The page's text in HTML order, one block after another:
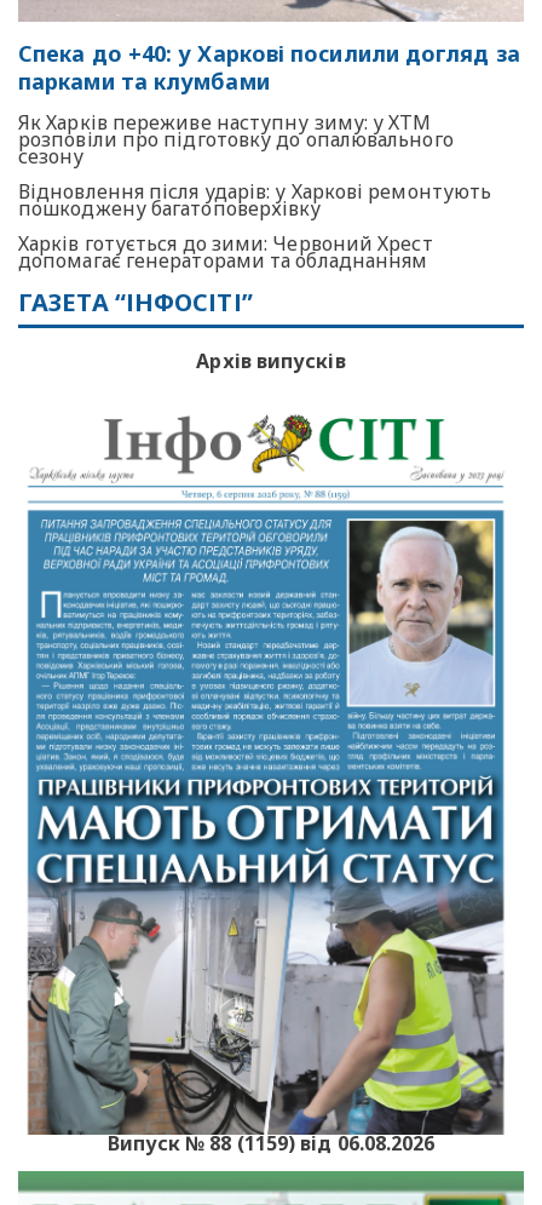
Спека до +40: у Харкові посилили догляд за
парками та клумбами
Як Харків переживе наступну зиму: у ХТМ
розповіли про підготовку до опалювального
сезону
Відновлення після ударів: у Харкові ремонтують
пошкоджену багатоповерхівку
Харків готується до зими: Червоний Хрест
допомагає генераторами та обладнанням
ГАЗЕТА “ІНФОСІТІ”
Архів випусків
Випуск № 88 (1159) від 06.08.2026